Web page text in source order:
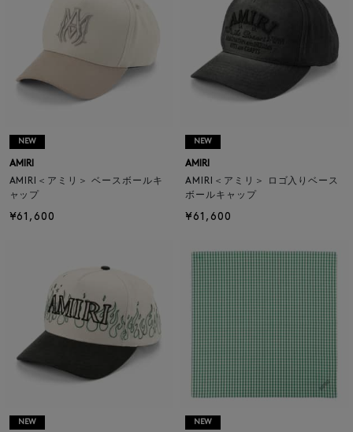
NEW
AMIRI
AMIRI＜アミリ＞ ベースボールキ
ャップ
¥61,600
NEW
AMIRI
AMIRI＜アミリ＞ ロゴ入りベース
ボールキャップ
¥61,600
NEW NEW